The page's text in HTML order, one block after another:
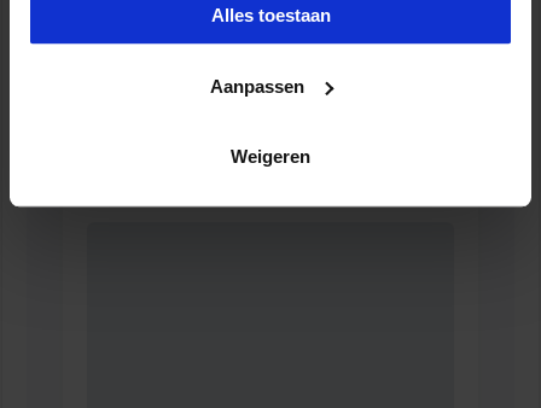
Alles toestaan
Aanpassen
Weigeren